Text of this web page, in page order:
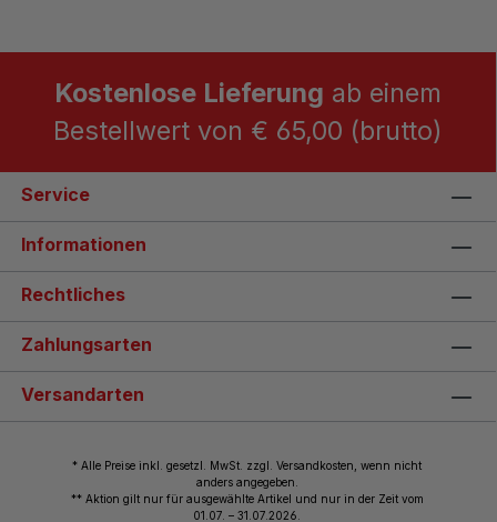
Kostenlose Lieferung ab einem
Bestellwert von € 65,00 (brutto)
Service
Informationen
Rechtliches
Zahlungsarten
Versandarten
* Alle Preise inkl. gesetzl. MwSt. zzgl. Versandkosten, wenn nicht
anders angegeben.
** Aktion gilt nur für ausgewählte Artikel und nur in der Zeit vom
01.07. – 31.07.2026.